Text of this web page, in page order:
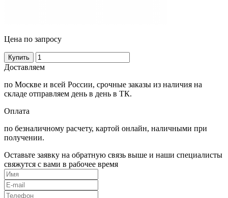
Цена по запросу
Купить
Доставляем
по Москве и всей России, срочные заказы из наличия на
складе отправляем день в день в ТК.
Оплата
по безналичному расчету, картой онлайн, наличными при
получении.
Оставьте заявку на обратную связь выше и наши специалисты
свяжутся с вами в рабочее время